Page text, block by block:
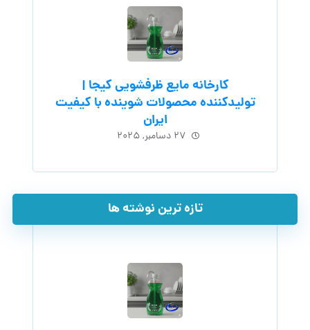
کارخانه مایع ظرفشویی کیجا |
تولیدکننده محصولات شوینده با کیفیت
ایران
۲۷ دسامبر, ۲۰۲۵
تازه ترین نوشته ها